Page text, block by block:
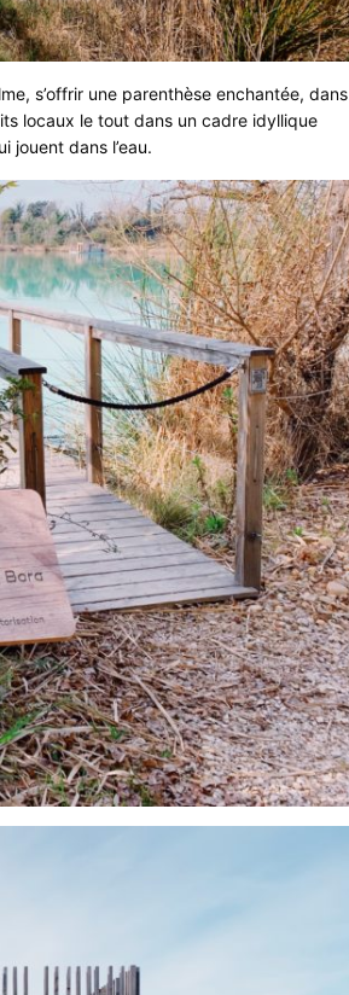
s’offrir une parenthèse enchantée, dans
locaux le tout dans un cadre idyllique
jouent dans l’eau.